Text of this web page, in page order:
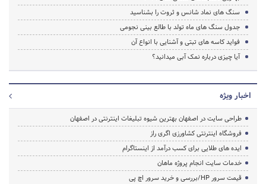
سنگ های نماد شانس و ثروت را بشناسید
جدول سنگ های ماه تولد با طالع بینی نجومی
فواید کاسه های تبتی و آشنایی با انواع آن
آیا چیزی درباره نمک آبی میدانید؟
اخبار ویژه
طراحی سایت در اصفهان بهترین شیوه تبلیغات اینترنتی در اصفهان
فروشگاه اینترنتی کشاورزی اگری راز
ایده های طلایی برای کسب درآمد از اینستاگرام
خدمات سایت انجام پروژه ماهان
قیمت سرور HP/بررسی و خرید سرور اچ پی